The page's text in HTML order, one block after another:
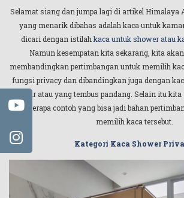
Selamat siang dan jumpa lagi di artikel Himalaya
yang menarik dibahas adalah kaca untuk
dicari dengan istilah kaca untuk shower atau
Namun kesempatan kita sekarang, kita
membandingkan pertimbangan untuk memilih
fungsi privacy dan dibandingkan juga dengan
clear atau yang tembus pandang. Selain itu
beberapa contoh yang bisa jadi bahan
memilih kaca tersebut.
Kategori Kaca Shower